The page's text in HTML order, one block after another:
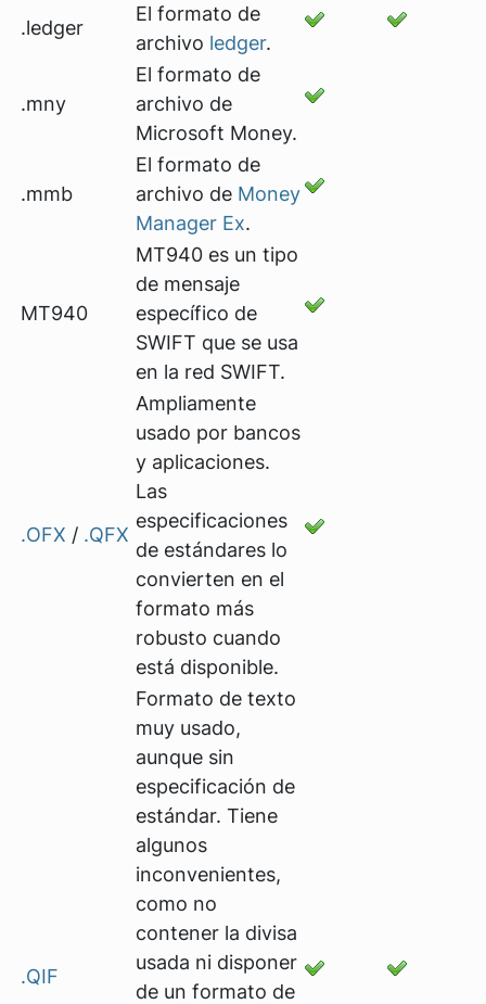
.ledger
El formato de
archivo ledger.
.mny
El formato de
archivo de
Microsoft Money.
.mmb
El formato de
archivo de Money
Manager Ex.
MT940
MT940 es un tipo
de mensaje
específico de
SWIFT que se usa
en la red SWIFT.
.OFX / .QFX
Ampliamente
usado por bancos
y aplicaciones.
Las
especificaciones
de estándares lo
convierten en el
formato más
robusto cuando
está disponible.
.QIF
Formato de texto
muy usado,
aunque sin
especificación de
estándar. Tiene
algunos
inconvenientes,
como no
contener la divisa
usada ni disponer
de un formato de